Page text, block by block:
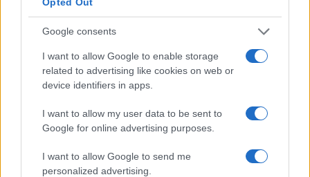
Google consents
I want to allow Google to enable storage
related to advertising like cookies on web or
device identifiers in apps.
I want to allow my user data to be sent to
Google for online advertising purposes.
I want to allow Google to send me
personalized advertising.
$ 100 milhões todos os anos durante seus quatro anos em
LA. Talvez perto de $ 110 ou $ 120 milhões. Mesmo no
nível de $ 100 milhões, no quarto ano de seu contrato,
LeBron James ultrapassará a marca de $ 1 bilhão de
Supondo que LeBron assine pelo menos mais um contrato
de três anos com a NBA antes de se aposentar, em 2024
seu salário total na NBA será de aproximadamente US $